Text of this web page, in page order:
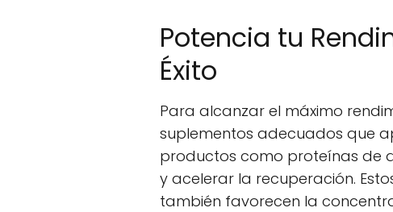
Potencia tu
Éxito
Para alcanzar el máximo
suplementos adecuados que
productos como proteínas de
y acelerar la recuperación.
también favorecen la